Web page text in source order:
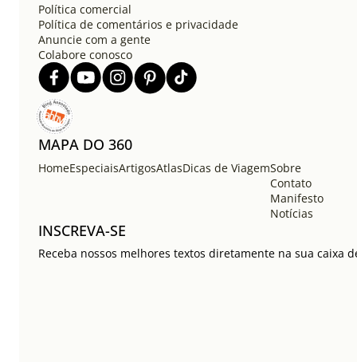
Política comercial
Política de comentários e privacidade
Anuncie com a gente
Colabore conosco
MAPA DO 360
HomeEspeciaisArtigosAtlasDicas de ViagemSobre
Contato
Manifesto
Notícias
INSCREVA-SE
Receba nossos melhores textos diretamente na sua caixa